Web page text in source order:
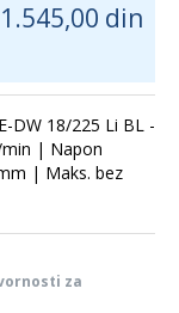
1.545,00 din
DW 18/225 Li BL -
min | Napon
| Maks. bez
za